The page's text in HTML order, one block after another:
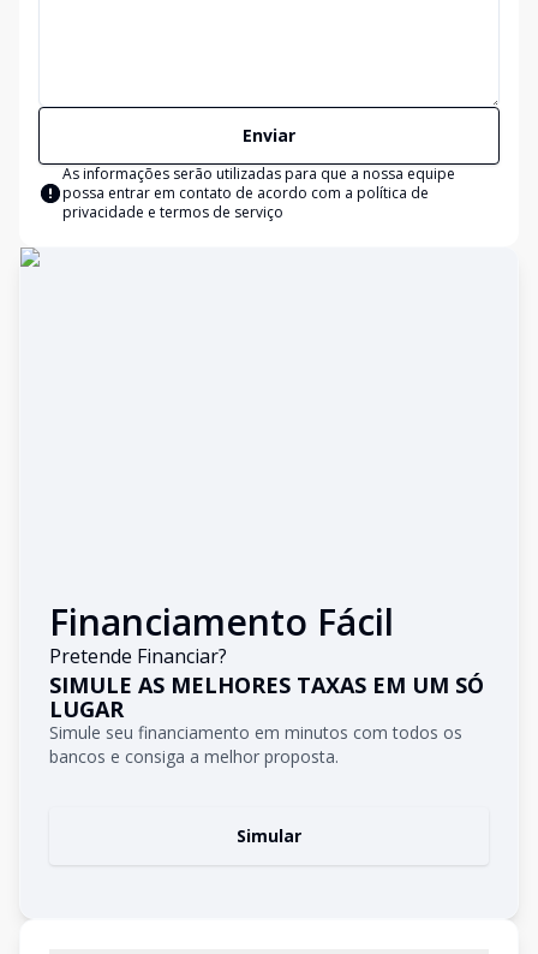
Enviar
As informações serão utilizadas para que a nossa equipe
possa entrar em contato de acordo com a política de
privacidade e termos de serviço
Financiamento Fácil
Pretende Financiar?
SIMULE AS MELHORES TAXAS EM UM SÓ
LUGAR
Simule seu financiamento em minutos com todos os
bancos e consiga a melhor proposta.
Simular